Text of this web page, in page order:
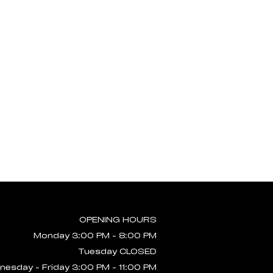
OPENING HOURS
Monday 3:00 PM - 8:00 PM
Tuesday CLOSED
- Friday 3:00 PM - 11:00 PM